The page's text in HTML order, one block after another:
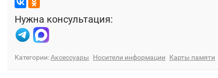
Нужна консультация:
Категории:Аксессуары Носители информации Карты памяти